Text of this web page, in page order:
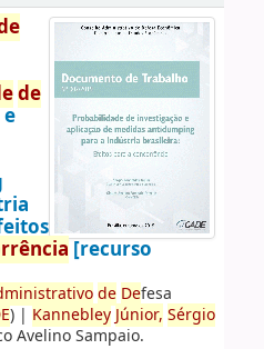
de
[recurso
de Defesa
)| Kannebley Júnior, Sérgio
Avelino Sampaio.